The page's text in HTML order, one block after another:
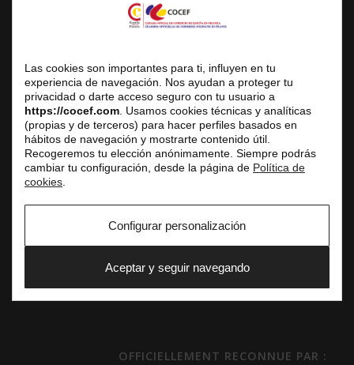
3 avenue de l’Opéra, 75001 Paris
Réception du public uniquement sur rendez-vous
Tél. fixe : +33 (0) 1 42 61 33 10
E-mail : service.commercial@cocef.com
www.cocef.com
www.empleofrancia.com
www.testelyte.com
OFFICIELLEMENT RECONNUE PAR :
Las cookies son importantes para ti, influyen en tu
experiencia de navegación. Nos ayudan a proteger tu
privacidad o darte acceso seguro con tu usuario a
https://cocef.com. Usamos cookies técnicas y analíticas
(propias y de terceros) para hacer perfiles basados en
hábitos de navegación y mostrarte contenido útil.
Recogeremos tu elección anónimamente. Siempre podrás
cambiar tu configuración, desde la página de Política de
cookies.
Configurar personalización
Aceptar y seguir navegando